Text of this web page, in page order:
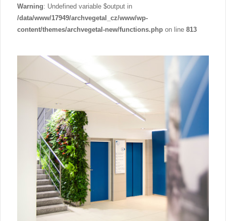
Warning: Undefined variable $output in
/data/www/17949/archvegetal_cz/www/wp-
content/themes/archvegetal-new/functions.php on line 813